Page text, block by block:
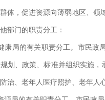
体，促进资源向薄弱地区、领
部门的职责分工：
康局的有关职责分工。市民政
划、政策、标准并组织实施
治、老年人医疗照护、老年人